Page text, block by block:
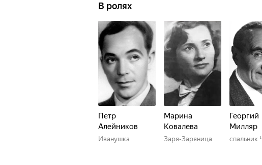
В ролях
Петр
Алейников
Иванушка
Марина
Ковалева
Заря-Заряница
Георгий
Милляр
спальник